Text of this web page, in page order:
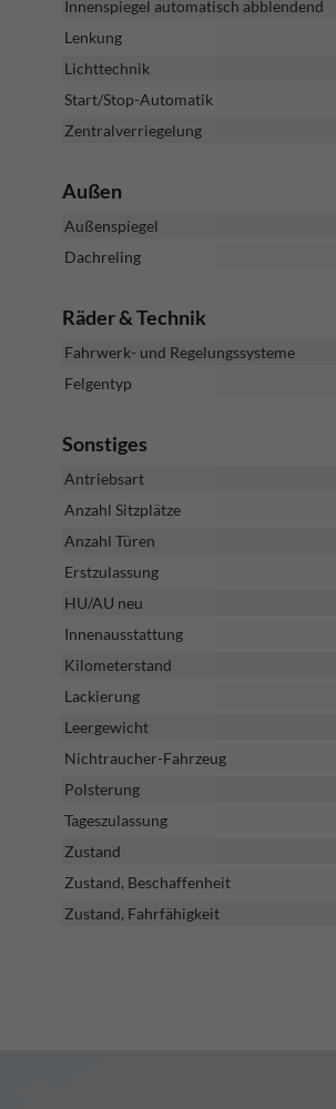
Innenspiegel automatisch abblendend
Lenkung
Lichttechnik
Start/Stop-Automatik
Zentralverriegelung
Außen
Außenspiegel
Dachreling
Räder & Technik
Fahrwerk- und Regelungssysteme
Felgentyp
Sonstiges
Antriebsart
Anzahl Sitzplätze
Anzahl Türen
Erstzulassung
HU/AU neu
Innenausstattung
Kilometerstand
Lackierung
Leergewicht
Nichtraucher-Fahrzeug
Polsterung
Tageszulassung
Zustand
Zustand, Beschaffenheit
Zustand, Fahrfähigkeit